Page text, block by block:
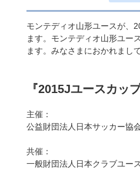
モンテディオ山形ユースが、
ます。モンテディオ山形ユー
ます。みなさまにおかれまし
『2015Jユースカッ
主催：
公益財団法人日本サッカー協
共催：
一般財団法人日本クラブユー